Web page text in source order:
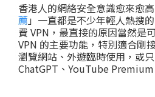
香港人的網絡安全意識愈來愈
薦 」一直都是不少年輕人熱搜
費 VPN，最直接的原因當然是
VPN 的主要功能，特別適合剛
瀏覽網站、外遊臨時使用，或
ChatGPT、YouTube Premium